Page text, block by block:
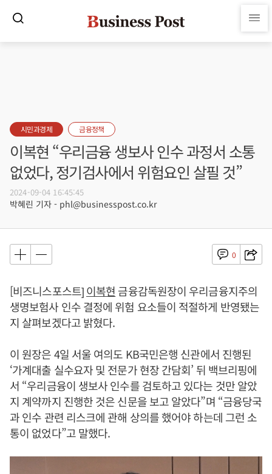
시민과경제 금융정책
이복현 “우리금융 생보사 인수 과정서 소통
없었다, 정기검사에서 위험요인 살필 것”
2024-09-04 16:45:45
박혜린 기자 - phl@businesspost.co.kr
0
[비즈니스포스트]이복현 금융감독원장이 우리금융지주의
생명보험사 인수 결정에 위험 요소들이 적절하게 반영됐는
지 살펴보겠다고 밝혔다.
이 원장은 4일 서울 여의도 KB국민은행 신관에서 진행된
‘가계대출 실수요자 및 전문가 현장 간담회’ 뒤 백브리핑에
서 “우리금융이 생보사 인수를 검토하고 있다는 것만 알았
지 계약까지 진행한 것은 신문을 보고 알았다”며 “금융당국
과 인수 관련 리스크에 관해 상의를 했어야 하는데 그런 소
통이 없었다”고 말했다.